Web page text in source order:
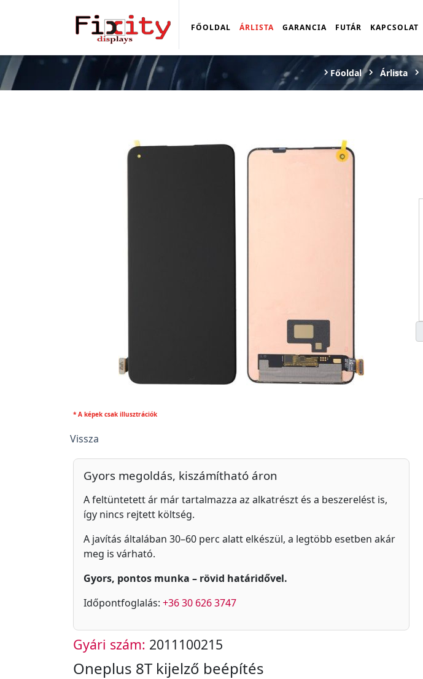
FŐOLDAL ÁRLISTA GARANCIA FUTÁR KAPCSOLAT
Főoldal Árlista
* A képek csak illusztrációk
Vissza
Gyors megoldás, kiszámítható áron
A feltüntetett ár már tartalmazza az alkatrészt és a beszerelést is,
így nincs rejtett költség.
A javítás általában 30–60 perc alatt elkészül, a legtöbb esetben akár
meg is várható.
Gyors, pontos munka – rövid határidővel.
Időpontfoglalás: +36 30 626 3747
Gyári szám: 2011100215
Oneplus 8T kijelző beépítés